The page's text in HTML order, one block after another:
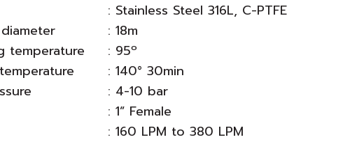
: Stainless Steel 316L, C-PTFE
: 18m
temperature
: 95º
: 140° 30min
: 4-10 bar
: 1” Female
: 160 LPM to 380 LPM